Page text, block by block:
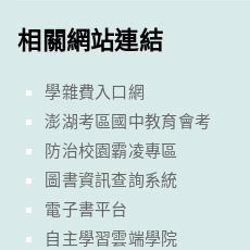
相關網站連結
學雜費入口網
澎湖考區國中教育會考
防治校園霸凌專區
圖書資訊查詢系統
電子書平台
自主學習雲端學院